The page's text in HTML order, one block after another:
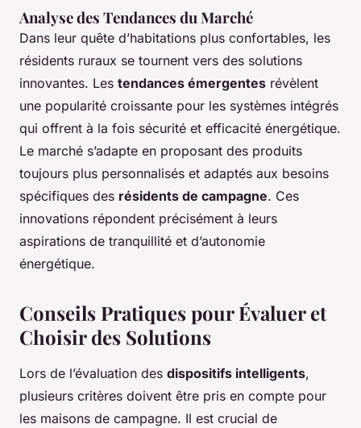
Analyse des Tendances du Marché
Dans leur quête d’habitations plus confortables, les
résidents ruraux se tournent vers des solutions
innovantes. Les tendances émergentes révèlent
une popularité croissante pour les systèmes intégrés
qui offrent à la fois sécurité et efficacité énergétique.
Le marché s’adapte en proposant des produits
toujours plus personnalisés et adaptés aux besoins
spécifiques des résidents de campagne. Ces
innovations répondent précisément à leurs
aspirations de tranquillité et d’autonomie
énergétique.
Conseils Pratiques pour Évaluer et
Choisir des Solutions
Lors de l’évaluation des dispositifs intelligents,
plusieurs critères doivent être pris en compte pour
les maisons de campagne. Il est crucial de